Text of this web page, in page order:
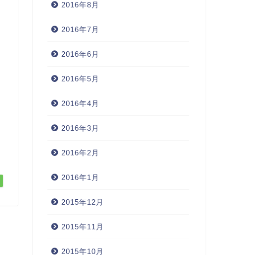
2016年8月
2016年7月
2016年6月
2016年5月
2016年4月
2016年3月
2016年2月
2016年1月
2015年12月
2015年11月
2015年10月